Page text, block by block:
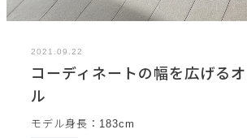
2021.09.22
コーディネートの幅を広げる
ル
モデル身長：183cm